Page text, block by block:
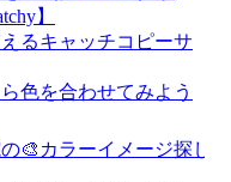
】
るキャッチコピーサ
色を合わせてみよう
🎨カラーイメージ探し